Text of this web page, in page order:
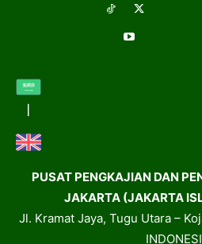
PUSAT PENGKAJIAN DAN
JAKARTA (JAKARTA
Jl. Kramat Jaya, Tugu Utara –